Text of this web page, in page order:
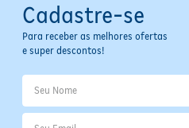
Cadastre-se
Para receber as melhores ofertas
e super descontos!